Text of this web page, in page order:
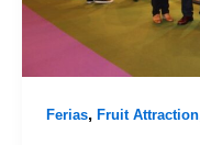
Ferias, Fruit Attraction